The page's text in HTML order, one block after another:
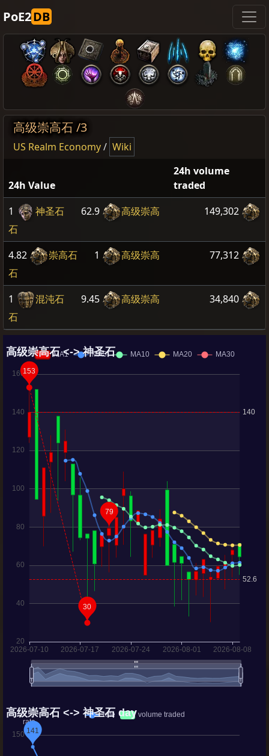
PoE2DB
高级崇高石 /3
US Realm Economy/ Wiki
24h Value
24h volume
traded
1
神圣石 62.9
高级崇高
石
149,302
4.82 崇高石 1
高级崇高
石
77,312
1 混沌石 9.45
高级崇高
石
34,840